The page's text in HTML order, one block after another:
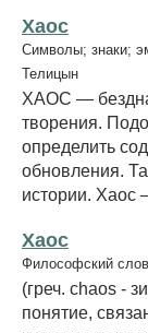
Хаос
Символы; знаки;
Телицын
ХАОС —
творения.
определить
обновления.
истории. Хаос
Хаос
Философский
(греч. chaos -
понятие,